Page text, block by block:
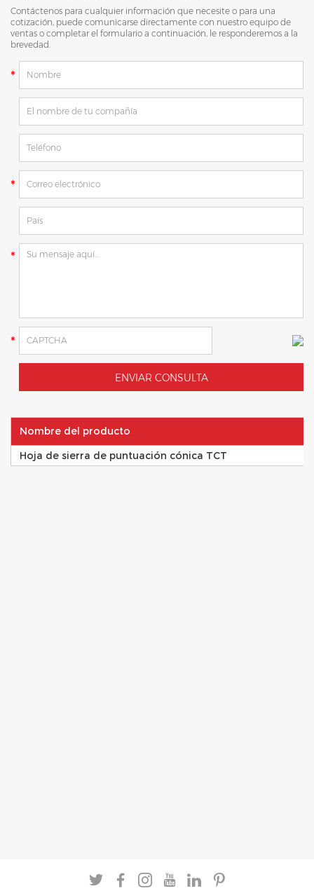
Contáctenos para cualquier información que necesite o para una
cotización, puede comunicarse directamente con nuestro equipo de
ventas o completar el formulario a continuación, le responderemos a la
brevedad.
Nombre del producto
Hoja de sierra de puntuación cónica TCT